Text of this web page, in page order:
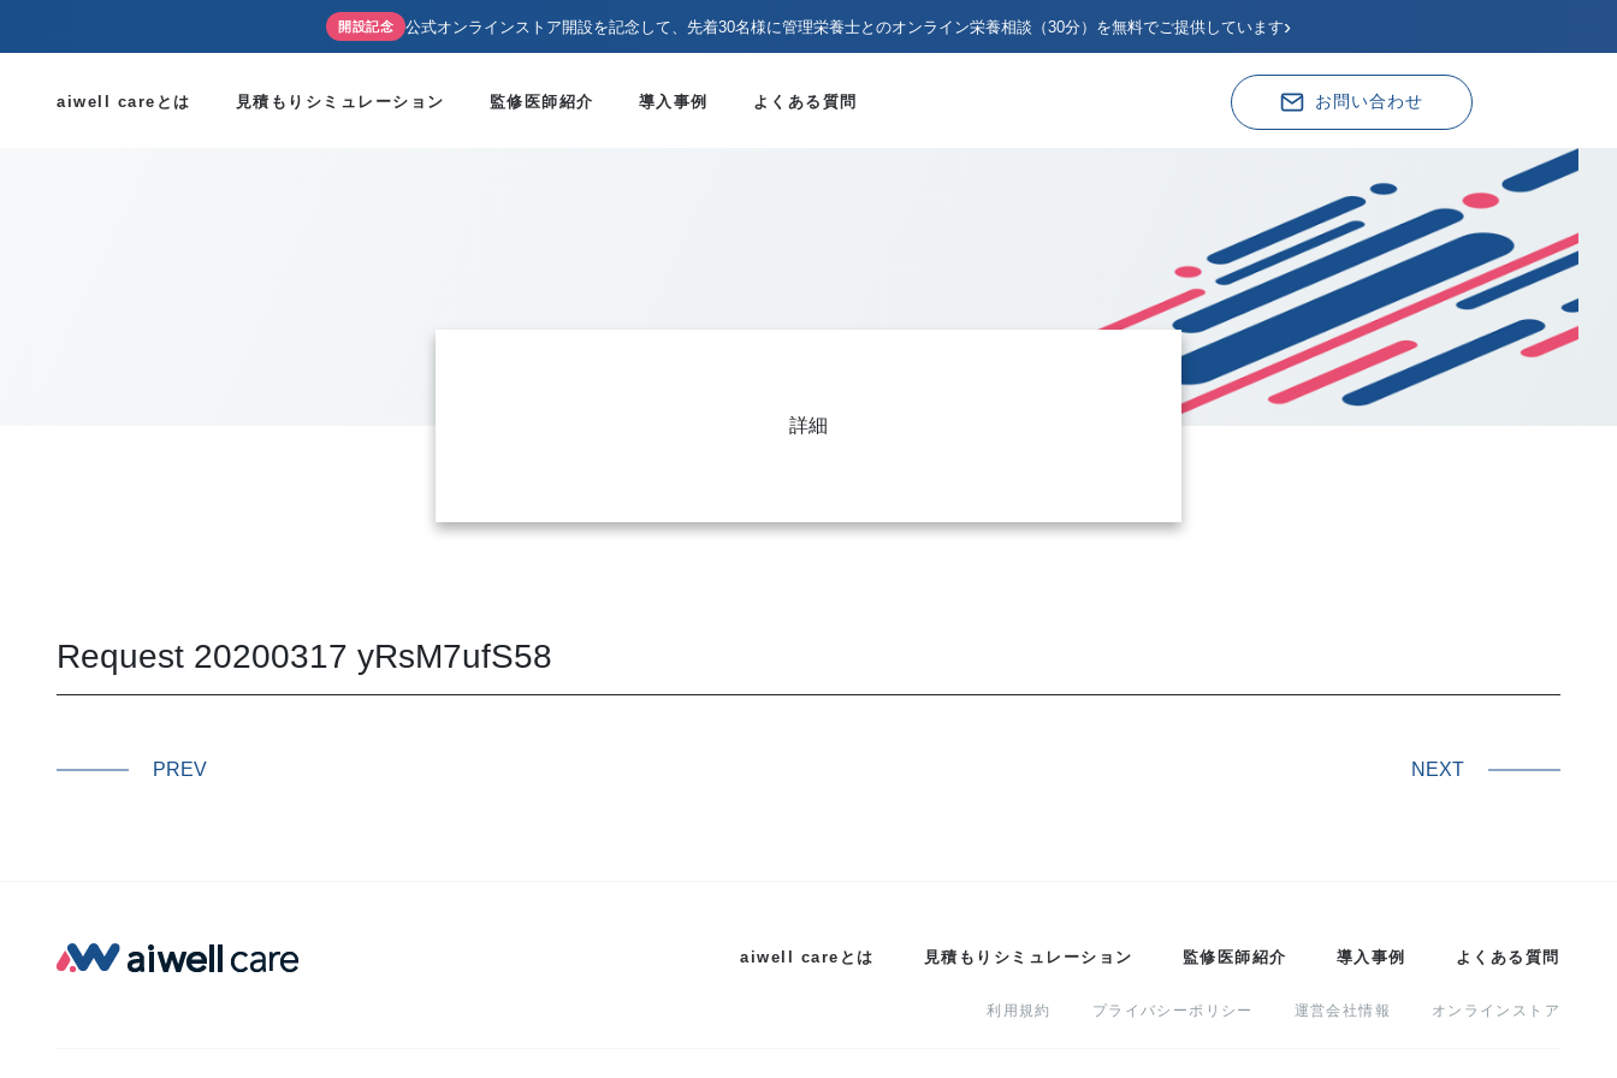
開設記念 公式オンラインストア開設を記念して、先着30名様に管理栄養士とのオンライン栄養相談（30分）を無料でご提供しています›
aiwell careとは 見積もりシミュレーション 監修医師紹介 導入事例 よくある質問 お問い合わせ
詳細
Request 20200317 yRsM7ufS58
PREV NEXT
aiwell careとは 見積もりシミュレーション 監修医師紹介 導入事例 よくある質問
利用規約 プライバシーポリシー 運営会社情報 オンラインストア